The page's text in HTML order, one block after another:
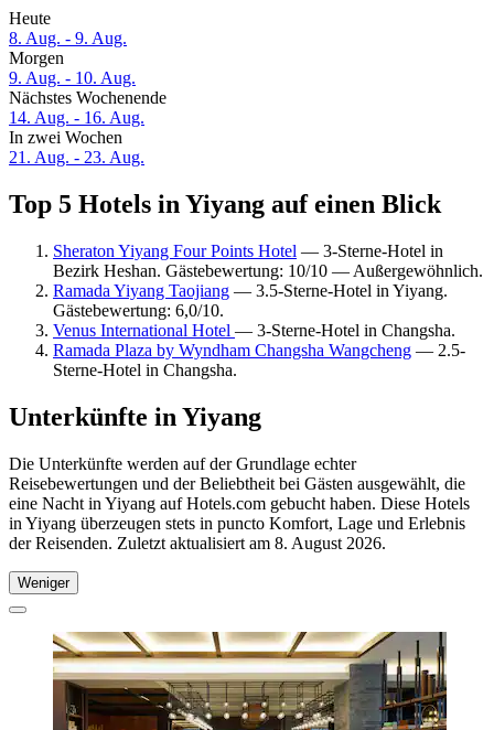
Heute
8. Aug. - 9. Aug.
Morgen
9. Aug. - 10. Aug.
Nächstes Wochenende
14. Aug. - 16. Aug.
In zwei Wochen
21. Aug. - 23. Aug.
Top 5 Hotels in Yiyang auf einen Blick
Sheraton Yiyang Four Points Hotel — 3-Sterne-Hotel in
Bezirk Heshan. Gästebewertung: 10/10 — Außergewöhnlich.
Ramada Yiyang Taojiang — 3.5-Sterne-Hotel in Yiyang.
Gästebewertung: 6,0/10.
Venus International Hotel — 3-Sterne-Hotel in Changsha.
Ramada Plaza by Wyndham Changsha Wangcheng — 2.5-
Sterne-Hotel in Changsha.
Unterkünfte in Yiyang
Die Unterkünfte werden auf der Grundlage echter
Reisebewertungen und der Beliebtheit bei Gästen ausgewählt, die
eine Nacht in Yiyang auf Hotels.com gebucht haben. Diese Hotels
in Yiyang überzeugen stets in puncto Komfort, Lage und Erlebnis
der Reisenden. Zuletzt aktualisiert am 8. August 2026.
Weniger